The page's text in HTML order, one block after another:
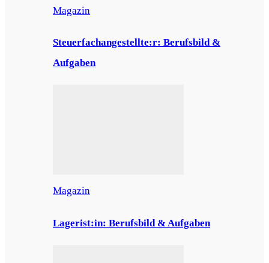
Magazin
Steuerfachangestellte:r: Berufsbild &
Aufgaben
Magazin
Lagerist:in: Berufsbild & Aufgaben